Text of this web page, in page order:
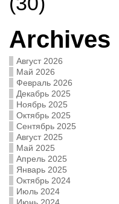
Archives
Август 2026
Май 2026
Февраль 2026
Декабрь 2025
Ноябрь 2025
Октябрь 2025
Сентябрь 2025
Август 2025
Май 2025
Апрель 2025
Январь 2025
Октябрь 2024
Июль 2024